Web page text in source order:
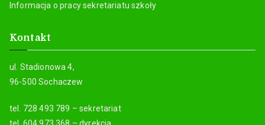
Informacja o pracy sekretariatu szkoły
Kontakt
ul. Stadionowa 4,
96-500 Sochaczew
tel. 728 493 789 – sekretariat